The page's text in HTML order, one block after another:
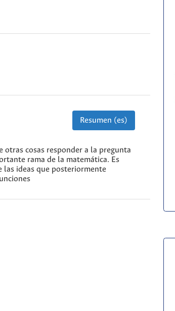
Resumen (es)
otras cosas responder a la pregunta
rama de la matemática. Es
las ideas que posteriormente